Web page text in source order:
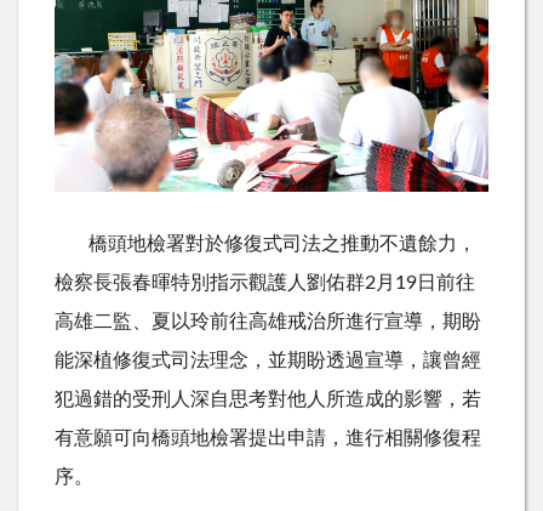
橋頭地檢署對於修復式司法之推動不遺餘力，
檢察長張春暉特別指示觀護人劉佑群2 月19日前往
高雄二監、夏以玲前往高雄戒治所進行宣導，期盼
能深植修復式司法理念，並期盼透過宣導，讓曾經
犯過錯的受刑人深自思考對他人所造成的影響，若
有意願可向橋頭地檢署提出申請，進行相關修復程
序。